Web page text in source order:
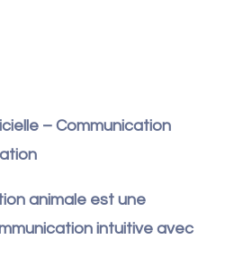
– Communication
animale est une
intuitive avec